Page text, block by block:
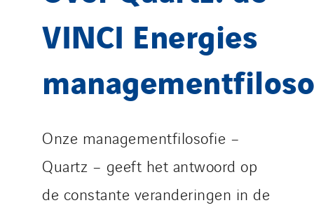
VINCI Energies
Onze managementfilosofie –
Quartz – geeft het antwoord op
de constante veranderingen in de